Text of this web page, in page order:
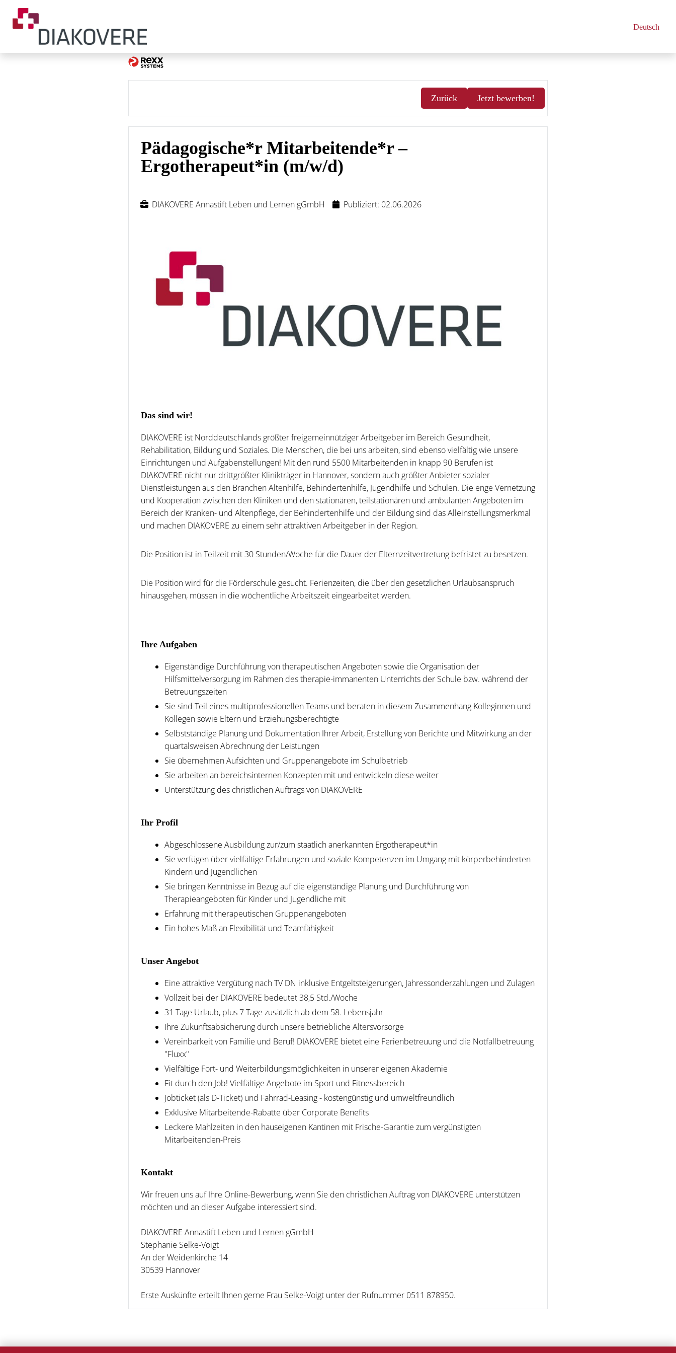
Deutsch
Zurück Jetzt bewerben!
Pädagogische*r Mitarbeitende*r –
Ergotherapeut*in (m/w/d)
DIAKOVERE Annastift Leben und Lernen gGmbH Publiziert: 02.06.2026
Das sind wir!
DIAKOVERE ist Norddeutschlands größter freigemeinnütziger Arbeitgeber im Bereich Gesundheit,
Rehabilitation, Bildung und Soziales. Die Menschen, die bei uns arbeiten, sind ebenso vielfältig wie unsere
Einrichtungen und Aufgabenstellungen! Mit den rund 5500 Mitarbeitenden in knapp 90 Berufen ist
DIAKOVERE nicht nur drittgrößter Klinikträger in Hannover, sondern auch größter Anbieter sozialer
Dienstleistungen aus den Branchen Altenhilfe, Behindertenhilfe, Jugendhilfe und Schulen. Die enge Vernetzung
und Kooperation zwischen den Kliniken und den stationären, teilstationären und ambulanten Angeboten im
Bereich der Kranken- und Altenpflege, der Behindertenhilfe und der Bildung sind das Alleinstellungsmerkmal
und machen DIAKOVERE zu einem sehr attraktiven Arbeitgeber in der Region.
Die Position ist in Teilzeit mit 30 Stunden/Woche für die Dauer der Elternzeitvertretung befristet zu besetzen.
Die Position wird für die Förderschule gesucht. Ferienzeiten, die über den gesetzlichen Urlaubsanspruch
hinausgehen, müssen in die wöchentliche Arbeitszeit eingearbeitet werden.
Ihre Aufgaben
Eigenständige Durchführung von therapeutischen Angeboten sowie die Organisation der
Hilfsmittelversorgung im Rahmen des therapie-immanenten Unterrichts der Schule bzw. während der
Betreuungszeiten
Sie sind Teil eines multiprofessionellen Teams und beraten in diesem Zusammenhang Kolleginnen und
Kollegen sowie Eltern und Erziehungsberechtigte
Selbstständige Planung und Dokumentation Ihrer Arbeit, Erstellung von Berichte und Mitwirkung an der
quartalsweisen Abrechnung der Leistungen
Sie übernehmen Aufsichten und Gruppenangebote im Schulbetrieb
Sie arbeiten an bereichsinternen Konzepten mit und entwickeln diese weiter
Unterstützung des christlichen Auftrags von DIAKOVERE
Ihr Profil
Abgeschlossene Ausbildung zur/zum staatlich anerkannten Ergotherapeut*in
Sie verfügen über vielfältige Erfahrungen und soziale Kompetenzen im Umgang mit körperbehinderten
Kindern und Jugendlichen
Sie bringen Kenntnisse in Bezug auf die eigenständige Planung und Durchführung von
Therapieangeboten für Kinder und Jugendliche mit
Erfahrung mit therapeutischen Gruppenangeboten
Ein hohes Maß an Flexibilität und Teamfähigkeit
Unser Angebot
Eine attraktive Vergütung nach TV DN inklusive Entgeltsteigerungen, Jahressonderzahlungen und Zulagen
Vollzeit bei der DIAKOVERE bedeutet 38,5 Std./Woche
31 Tage Urlaub, plus 7 Tage zusätzlich ab dem 58. Lebensjahr
Ihre Zukunftsabsicherung durch unsere betriebliche Altersvorsorge
Vereinbarkeit von Familie und Beruf! DIAKOVERE bietet eine Ferienbetreuung und die Notfallbetreuung
"Fluxx"
Vielfältige Fort- und Weiterbildungsmöglichkeiten in unserer eigenen Akademie
Fit durch den Job! Vielfältige Angebote im Sport und Fitnessbereich
Jobticket (als D-Ticket) und Fahrrad-Leasing - kostengünstig und umweltfreundlich
Exklusive Mitarbeitende-Rabatte über Corporate Benefits
Leckere Mahlzeiten in den hauseigenen Kantinen mit Frische-Garantie zum vergünstigten
Mitarbeitenden-Preis
Kontakt
Wir freuen uns auf Ihre Online-Bewerbung, wenn Sie den christlichen Auftrag von DIAKOVERE unterstützen
möchten und an dieser Aufgabe interessiert sind.
DIAKOVERE Annastift Leben und Lernen gGmbH
Stephanie Selke-Voigt
An der Weidenkirche 14
30539 Hannover
Erste Auskünfte erteilt Ihnen gerne Frau Selke-Voigt unter der Rufnummer 0511 878950.